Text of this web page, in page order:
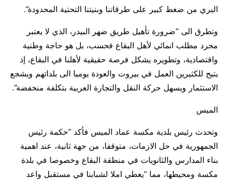
البري من ضغط كبير على طرقاتنا وبنيتنا التحتية المحدودة”.
وتطرق الى “ضرورة تأهيل طريق ضهر البيدر، الذي لا يعتبر
مجرد مطلب انمائي لأهل البقاع فحسب، بل هو حاجة وطنية
واقتصادية، وتطويره يشكل فرصة حقيقية لأهلنا في البقاع، إذ
يتيح للكثيرين العمل في بيروت والعودة يوميا الى بلداتهم ويشجع
الاستثمار ويسهل حركة النقل والتجارة العربية بتكلفة منخفضة”.
الميس
وتحدث رئيس بلدية مكسة عماد الميس فأكد “حكمة رئيس
الجمهورية في حل الازمات، متوقفا، من جهة ثانية، عند اهمية
بناء المدارس والثانويات في منطقة البقاع وخصوصا في بلدة
مكسة ومحيطها، مما “يعطي املا لشبابنا في مستقبل واعد